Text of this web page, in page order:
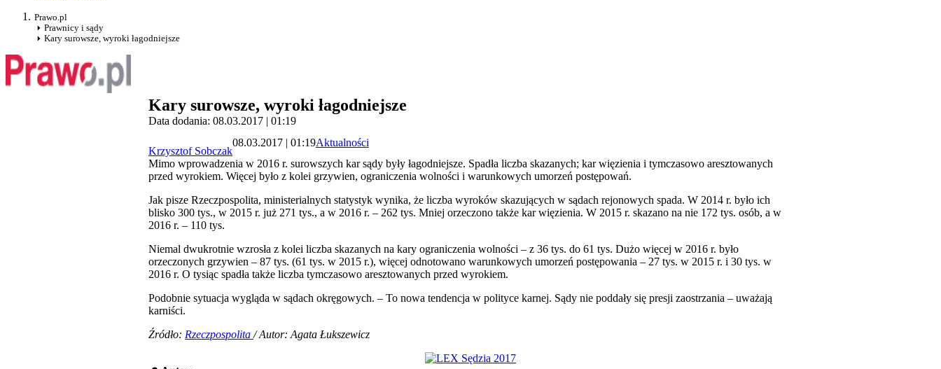
Prawo.pl
Prawnicy i sądy
Kary surowsze, wyroki łagodniejsze
Kary surowsze, wyroki łagodniejsze
Data dodania: 08.03.2017 | 01:19
Krzysztof Sobczak
08.03.2017 | 01:19Aktualności
Mimo wprowadzenia w 2016 r. surowszych kar sądy były łagodniejsze. Spadła liczba skazanych; kar więzienia i tymczasowo aresztowanych
przed wyrokiem. Więcej było z kolei grzywien, ograniczenia wolności i warunkowych umorzeń postępowań.
Jak pisze Rzeczpospolita, ministerialnych statystyk wynika, że liczba wyroków skazujących w sądach rejonowych spada. W 2014 r. było ich
blisko 300 tys., w 2015 r. już 271 tys., a w 2016 r. – 262 tys. Mniej orzeczono także kar więzienia. W 2015 r. skazano na nie 172 tys. osób, a w
2016 r. – 110 tys.
Niemal dwukrotnie wzrosła z kolei liczba skazanych na kary ograniczenia wolności – z 36 tys. do 61 tys. Dużo więcej w 2016 r. było
orzeczonych grzywien – 87 tys. (61 tys. w 2015 r.), więcej odnotowano warunkowych umorzeń postępowania – 27 tys. w 2015 r. i 30 tys. w
2016 r. O tysiąc spadła także liczba tymczasowo aresztowanych przed wyrokiem.
Podobnie sytuacja wygląda w sądach okręgowych. – To nowa tendencja w polityce karnej. Sądy nie poddały się presji zaostrzania – uważają
karniści.
Źródło: Rzeczpospolita/ Autor: Agata Łukszewicz